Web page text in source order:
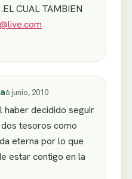
CUAL TAMBIEN
6 junio, 2010
haber decidido seguir
tesoros como
eterna por lo que
estar contigo en la